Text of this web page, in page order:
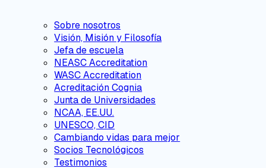
Sobre nosotros
Visión, Misión y Filosofía
Jefa de escuela
NEASC Accreditation
WASC Accreditation
Acreditación Cognia
Junta de Universidades
NCAA, EE.UU.
UNESCO, CID
Cambiando vidas para mejor
Socios Tecnológicos
Testimonios